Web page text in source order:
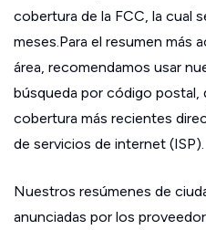
cobertura de la FCC, la cual
meses.Para el resumen más
área, recomendamos usar
búsqueda por código
cobertura más recientes
de servicios de internet (ISP).
Nuestros resúmenes de
anunciadas por los